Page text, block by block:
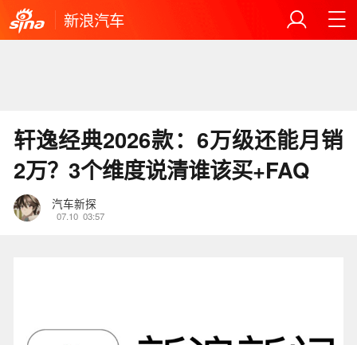
新浪汽车
轩逸经典2026款：6万级还能月销
2万？3个维度说清谁该买+FAQ
汽车新探
07.10 03:57